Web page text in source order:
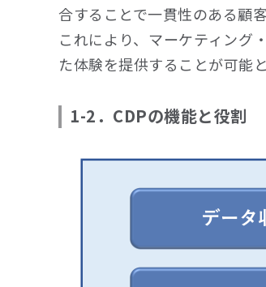
合することで一貫性のある顧
これにより、マーケティング
た体験を提供することが可能と
1-2．CDPの機能と役割